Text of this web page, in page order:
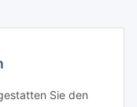
Sie den